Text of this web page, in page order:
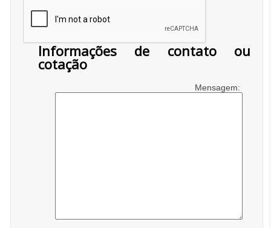
Informações de contato ou
cotação
Mensagem: